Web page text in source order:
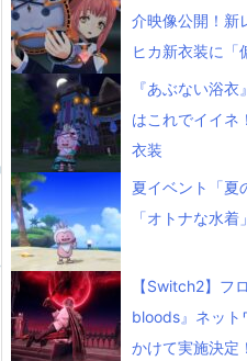
介映像公開！新
ヒカ新衣装に「
『あぶない浴
はこれでイイネ
衣装
夏イベント「夏
「オトナな水
【Switch2】フ
bloods』ネット
かけて実施決定